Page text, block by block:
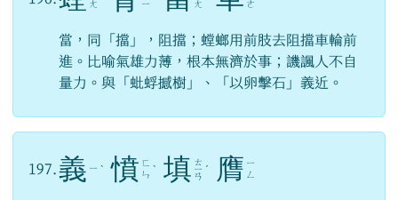
ㄤ
ㄧ
ㄤ
ㄜ
當，同「擋」，阻擋；螳螂用前肢去阻擋車輪前
進。比喻氣雄力薄，根本無濟於事；譏諷人不自
量力。與「蚍蜉撼樹」、「以卵擊石」義近。
197. 義 ㄧ ˋ 憤 ㄈ
ㄣ ˋ 填 ㄊ
ㄧ
ㄢ
ˊ 膺 ㄧ
ㄥ